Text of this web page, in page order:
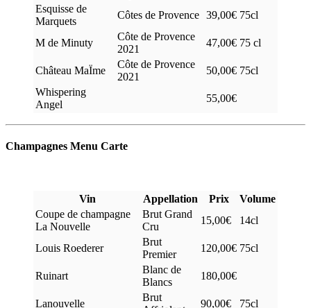
Esquisse de
Marquets
Côtes de Provence 39,00€ 75cl
M de Minuty
Côte de Provence
2021
47,00€ 75 cl
Château MaÏme
Côte de Provence
2021
50,00€ 75cl
Whispering
Angel
55,00€
Champagnes Menu Carte
Vin Appellation Prix
Volume
Coupe de champagne
La Nouvelle
Brut Grand
Cru
15,00€ 14cl
Louis Roederer
Brut
Premier
120,00€ 75cl
Ruinart
Blanc de
Blancs
180,00€
Lanouvelle
Brut
90,00€ 75cl